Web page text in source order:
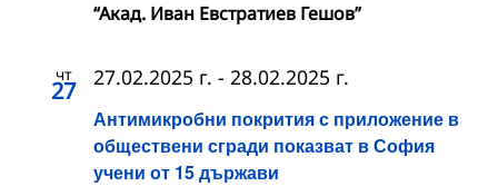
“Акад. Иван Евстратиев Гешов”
чт
27
Антимикробни покрития с приложение в
обществени сгради показват в София
учени от 15 държави
27.02.2025 г. - 28.02.2025 г.